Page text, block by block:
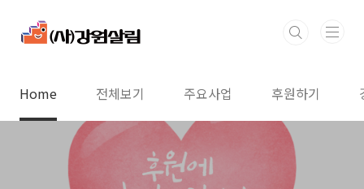
Home 전체보기 주요사업 후원하기